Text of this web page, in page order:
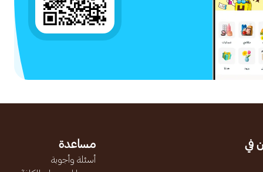
في مساعدة
أسئلة وأجوبة